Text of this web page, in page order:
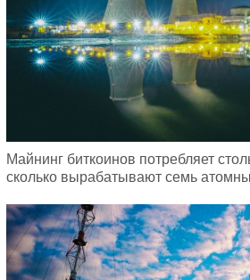
Майнинг биткоинов потребляет
сколько вырабатывают семь